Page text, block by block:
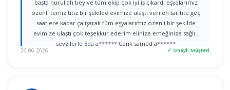
başta nurullah bey ve tüm ekip çok iyi iş çıkardı eşyalarımız
özenli temiz titiz bir şekilde evimize ulaştı verilen tarihte geç
saatlere kadar çalışarak tüm eşyalarımız özenli bir şekilde
evimize ulaştı çok teşekkür ederim elinize emeğinize sağlık
sevgilerle Eda a****** Cenk samed a******
26.06.2026 ✓ Onaylı Müşteri